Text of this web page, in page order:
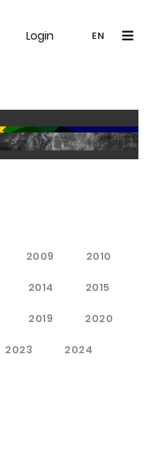
Login EN
Noutăți
2009 2010
2014 2015
2019 2020
2023 2024